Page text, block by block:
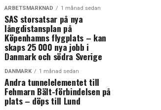
ARBETSMARKNAD 1 månad sedan
SAS storsatsar på nya
långdistansplan på
Köpenhamns flygplats – kan
skaps 25 000 nya jobb i
Danmark och södra Sverige
DANMARK 1 månad sedan
Andra tunnelelementet till
Fehmarn Bält-förbindelsen på
plats – döps till Lund